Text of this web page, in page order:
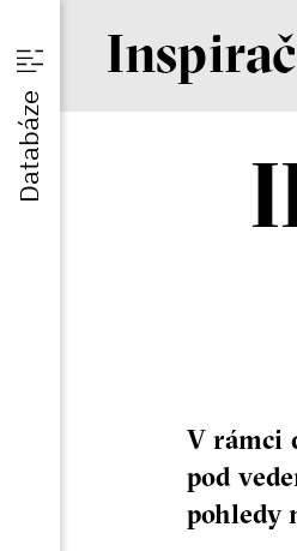
I
Databáze
V rámci
pod
pohledy